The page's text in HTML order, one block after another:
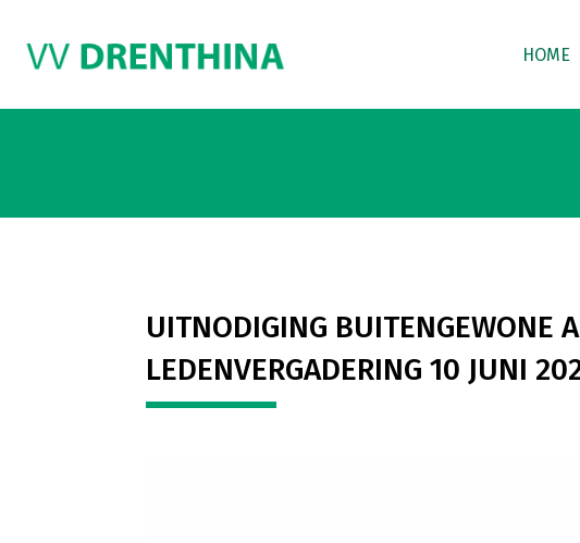
HOME
UITNODIGING BUITENGEWONE
LEDENVERGADERING 10 JUNI